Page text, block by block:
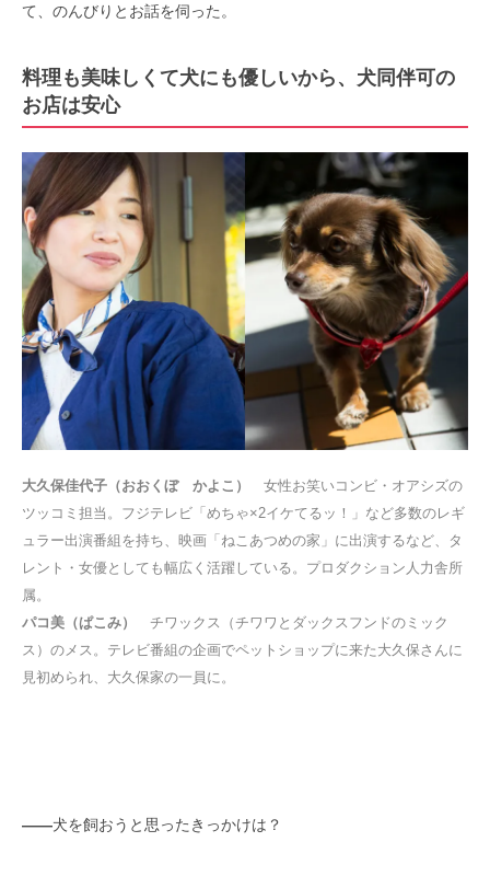
て、のんびりとお話を伺った。
料理も美味しくて犬にも優しいから、犬同伴可の
お店は安心
大久保佳代子（おおくぼ かよこ）
女性お笑いコンビ・オアシズの
ツッコミ担当。フジテレビ「めちゃ×2イケてるッ！」など多数のレギ
ュラー出演番組を持ち、映画「ねこあつめの家」に出演するなど、タ
レント・女優としても幅広く活躍している。プロダクション人力舎所
属。
パコ美（ぱこみ）
チワックス（チワワとダックスフンドのミック
ス）のメス。テレビ番組の企画でペットショップに来た大久保さんに
見初められ、大久保家の一員に。
――犬を飼おうと思ったきっかけは？